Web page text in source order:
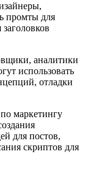
промты для
аналитики
использовать
отладки
маркетингу
для постов,
скриптов для